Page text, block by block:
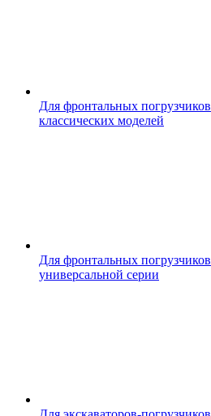
Для фронтальных погрузчиков
классических моделей
Для фронтальных погрузчиков
универсальной серии